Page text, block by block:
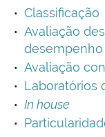
Classificação
Avaliação
Avaliação
Laboratórios
In house